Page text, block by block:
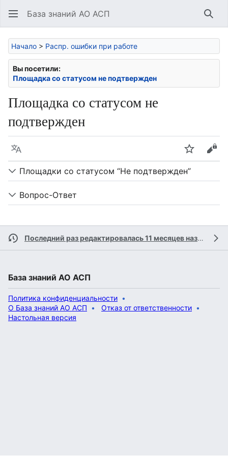
База знаний АО АСП
Начало > Распр. ошибки при работе
Вы посетили:
Площадка со статусом не подтвержден
Площадка со статусом не
подтвержден
Язык Следить
Площадки со статусом “Не подтвержден”
Вопрос-Ответ
Последний раз редактировалась 11 месяцев назад
База знаний АО АСП
Политика конфиденциальности
О База знаний АО АСП
Отказ от ответственности
Настольная версия